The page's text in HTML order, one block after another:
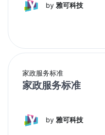
by 雅可科技
家政服务标准
家政服务标准
by 雅可科技